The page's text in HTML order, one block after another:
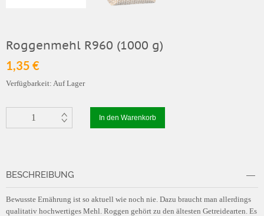
Roggenmehl R960 (1000 g)
1,35 €
Verfügbarkeit: Auf Lager
In den Warenkorb
BESCHREIBUNG
Bewusste Ernährung ist so aktuell wie noch nie. Dazu braucht man allerdings
qualitativ hochwertiges Mehl. Roggen gehört zu den ältesten Getreidearten. Es